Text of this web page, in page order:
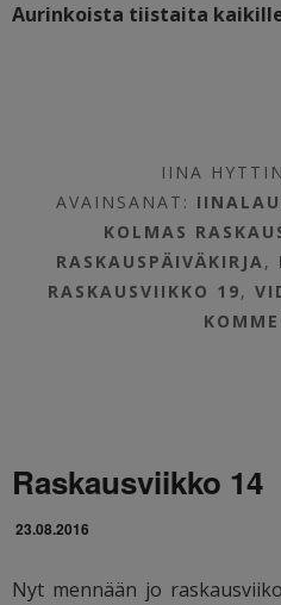
Aurinkoista tiistaita
IINA
AVAINSANAT:
KOLMAS
RASKAUSPÄIVÄKIRJA,
RASKAUSVIIKKO 19,
Raskausviikko 14
23.08.2016
Nyt mennään jo